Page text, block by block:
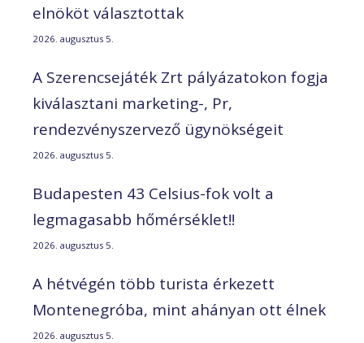
elnököt választottak
2026. augusztus 5.
A Szerencsejáték Zrt pályázatokon fogja
kiválasztani marketing-, Pr,
rendezvényszervező ügynökségeit
2026. augusztus 5.
Budapesten 43 Celsius-fok volt a
legmagasabb hőmérséklet!!
2026. augusztus 5.
A hétvégén több turista érkezett
Montenegróba, mint ahányan ott élnek
2026. augusztus 5.